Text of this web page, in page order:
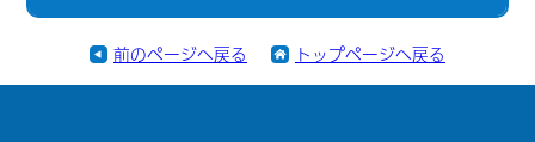
前のページへ戻る トップページへ戻る